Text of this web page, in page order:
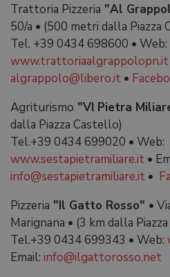
Trattoria Pizzeria "Al
50/a • (500 metri dalla Piazza
Tel. +39 0434 698600 • Web:
www.trattoriaalgrappolopn.it
algrappolo@libero.it •
Agriturismo "VI Pietra
dalla Piazza Castello)
Tel.+39 0434 699020 • Web:
www.sestapietramiliare.it •
info@sestapietramiliare.it •
Pizzeria "Il Gatto Rosso" •
Marignana • (3 km dalla
Tel.+39 0434 699343 • Web:
Email: info@ilgattorosso.net